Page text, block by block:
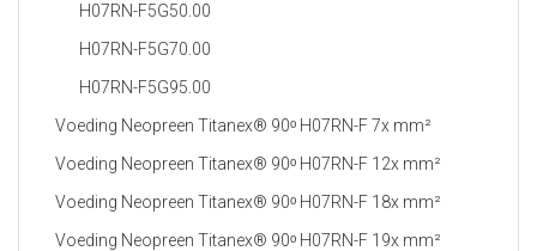
H07RN-F5G50.00
H07RN-F5G70.00
H07RN-F5G95.00
Voeding Neopreen Titanex® 90ᵒ H07RN-F 7x mm²
Voeding Neopreen Titanex® 90ᵒ H07RN-F 12x mm²
Voeding Neopreen Titanex® 90ᵒ H07RN-F 18x mm²
Voeding Neopreen Titanex® 90ᵒ H07RN-F 19x mm²